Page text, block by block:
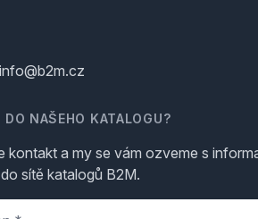
DO NAŠEHO KATALOGU?
kontakt a my se vám ozveme s
sítě katalogů B2M.